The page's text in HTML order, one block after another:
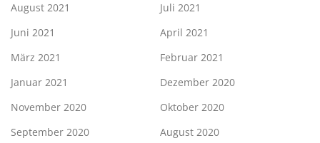
August 2021
Juli 2021
Juni 2021
April 2021
März 2021
Februar 2021
Januar 2021
Dezember 2020
November 2020
Oktober 2020
September 2020
August 2020